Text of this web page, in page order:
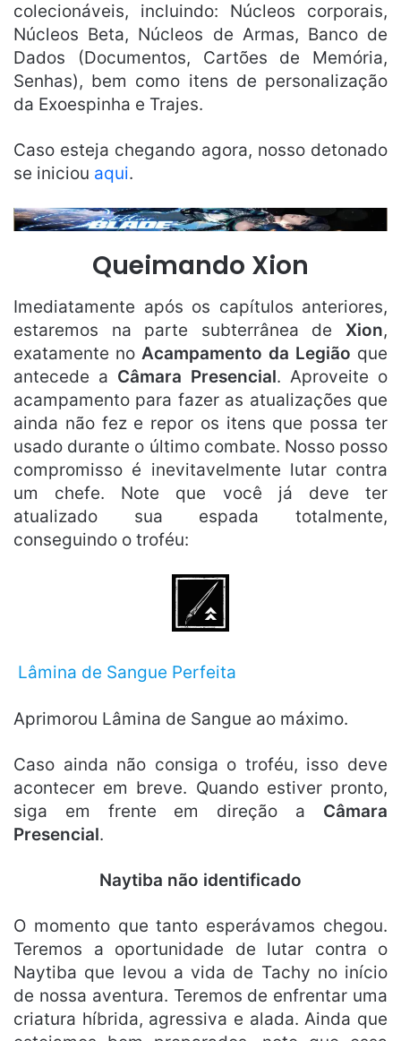
colecionáveis, incluindo: Núcleos corporais,
Núcleos Beta, Núcleos de Armas, Banco de
Dados (Documentos, Cartões de Memória,
Senhas), bem como itens de personalização
da Exoespinha e Trajes.
Caso esteja chegando agora, nosso detonado
se iniciou aqui.
Queimando Xion
Imediatamente após os capítulos anteriores,
estaremos na parte subterrânea de Xion,
exatamente no Acampamento da Legião que
antecede a Câmara Presencial. Aproveite o
acampamento para fazer as atualizações que
ainda não fez e repor os itens que possa ter
usado durante o último combate. Nosso posso
compromisso é inevitavelmente lutar contra
um chefe. Note que você já deve ter
atualizado sua espada totalmente,
conseguindo o troféu:
Lâmina de Sangue Perfeita
Aprimorou Lâmina de Sangue ao máximo.
Caso ainda não consiga o troféu, isso deve
acontecer em breve. Quando estiver pronto,
siga em frente em direção a Câmara
Presencial.
Naytiba não identificado
O momento que tanto esperávamos chegou.
Teremos a oportunidade de lutar contra o
Naytiba que levou a vida de Tachy no início
de nossa aventura. Teremos de enfrentar uma
criatura híbrida, agressiva e alada. Ainda que